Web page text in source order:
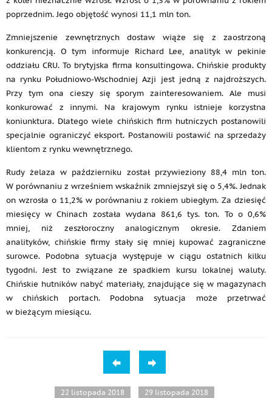
poprzednim. Jego objętość wynosi 11,1 mln ton.
Zmniejszenie zewnętrznych dostaw wiąże się z zaostrzoną
konkurencją. O tym informuje Richard Lee, analityk w pekinie
oddziału CRU. To brytyjska firma konsultingowa. Chińskie produkty
na rynku Południowo-Wschodniej Azji jest jedną z najdroższych.
Przy tym ona cieszy się sporym zainteresowaniem. Ale musi
konkurować z innymi. Na krajowym rynku istnieje korzystna
koniunktura. Dlatego wiele chińskich firm hutniczych postanowili
specjalnie ograniczyć eksport. Postanowili postawić na sprzedaży
klientom z rynku wewnętrznego.
Rudy żelaza w październiku został przywieziony 88,4 mln ton.
W porównaniu z wrześniem wskaźnik zmniejszył się o 5,4%. Jednak
on wzrosła o 11,2% w porównaniu z rokiem ubiegłym. Za dziesięć
miesięcy w Chinach została wydana 861,6 tys. ton. To o 0,6%
mniej, niż zeszłoroczny analogicznym okresie. Zdaniem
analityków, chińskie firmy stały się mniej kupować zagraniczne
surowce. Podobna sytuacja występuje w ciągu ostatnich kilku
tygodni. Jest to związane ze spadkiem kursu lokalnej waluty.
Chińskie hutników nabyć materiały, znajdujące się w magazynach
w chińskich portach. Podobna sytuacja może przetrwać
w bieżącym miesiącu.
22 listopada 2018 29 listopada 2018